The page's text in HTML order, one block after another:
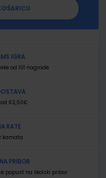
IGRA
od 101 nagrade
od 62,50€
RATE
kamata
PRIBOR
popust na školski pribor